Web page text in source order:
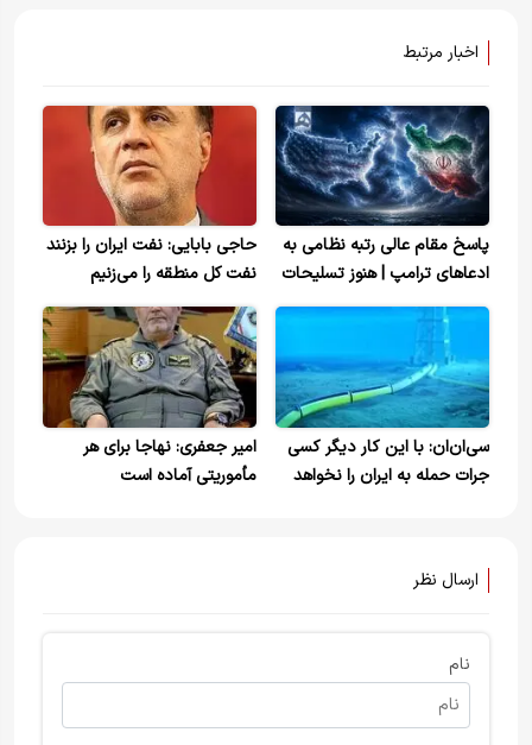
اخبار مرتبط
پاسخ مقام عالی رتبه نظامی به
ادعاهای ترامپ | هنوز تسلیحات
اصلی‌مان را از غلاف خارج
نکرده‌ایم!
حاجی بابایی: نفت ایران را بزنند
نفت کل منطقه را می‌زنیم
سی‌ان‌ان: با این کار دیگر کسی
جرات حمله به ایران را نخواهد
امیر جعفری: نهاجا برای هر
مأموریتی آماده است
ارسال نظر
نام